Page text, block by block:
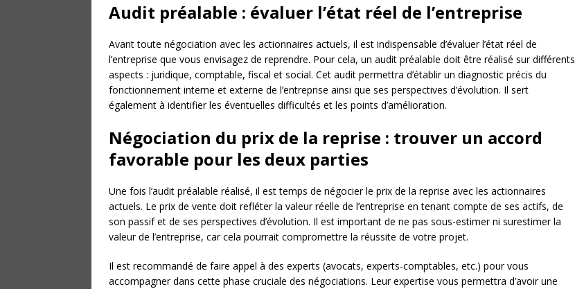
Audit préalable : évaluer l’état réel de l’entreprise
Avant toute négociation avec les actionnaires actuels, il est indispensable d’évaluer l’état réel de
l’entreprise que vous envisagez de reprendre. Pour cela, un audit préalable doit être réalisé sur différents
aspects : juridique, comptable, fiscal et social. Cet audit permettra d’établir un diagnostic précis du
fonctionnement interne et externe de l’entreprise ainsi que ses perspectives d’évolution. Il sert
également à identifier les éventuelles difficultés et les points d’amélioration.
Négociation du prix de la reprise : trouver un accord
favorable pour les deux parties
Une fois l’audit préalable réalisé, il est temps de négocier le prix de la reprise avec les actionnaires
actuels. Le prix de vente doit refléter la valeur réelle de l’entreprise en tenant compte de ses actifs, de
son passif et de ses perspectives d’évolution. Il est important de ne pas sous-estimer ni surestimer la
valeur de l’entreprise, car cela pourrait compromettre la réussite de votre projet.
Il est recommandé de faire appel à des experts (avocats, experts-comptables, etc.) pour vous
accompagner dans cette phase cruciale des négociations. Leur expertise vous permettra d’avoir une